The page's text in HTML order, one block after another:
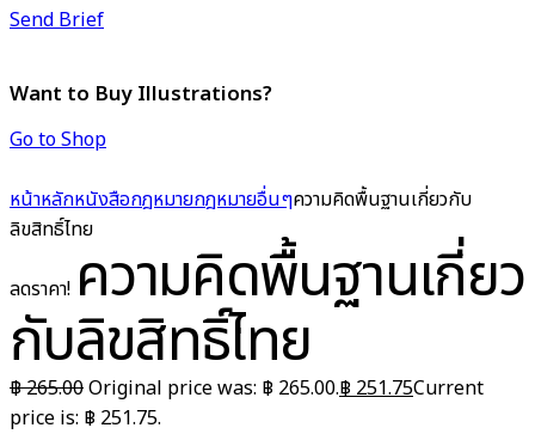
Send Brief
Want to Buy Illustrations?
Go to Shop
หน้าหลักหนังสือกฎหมายกฎหมายอื่นๆความคิดพื้นฐานเกี่ยวกับ
ลิขสิทธิ์ไทย
ลดราคา! ความคิดพื้นฐานเกี่ยว
กับลิขสิทธิ์ไทย
฿265.00Original price was: ฿ 265.00.฿ 251.75Current
price is: ฿ 251.75.